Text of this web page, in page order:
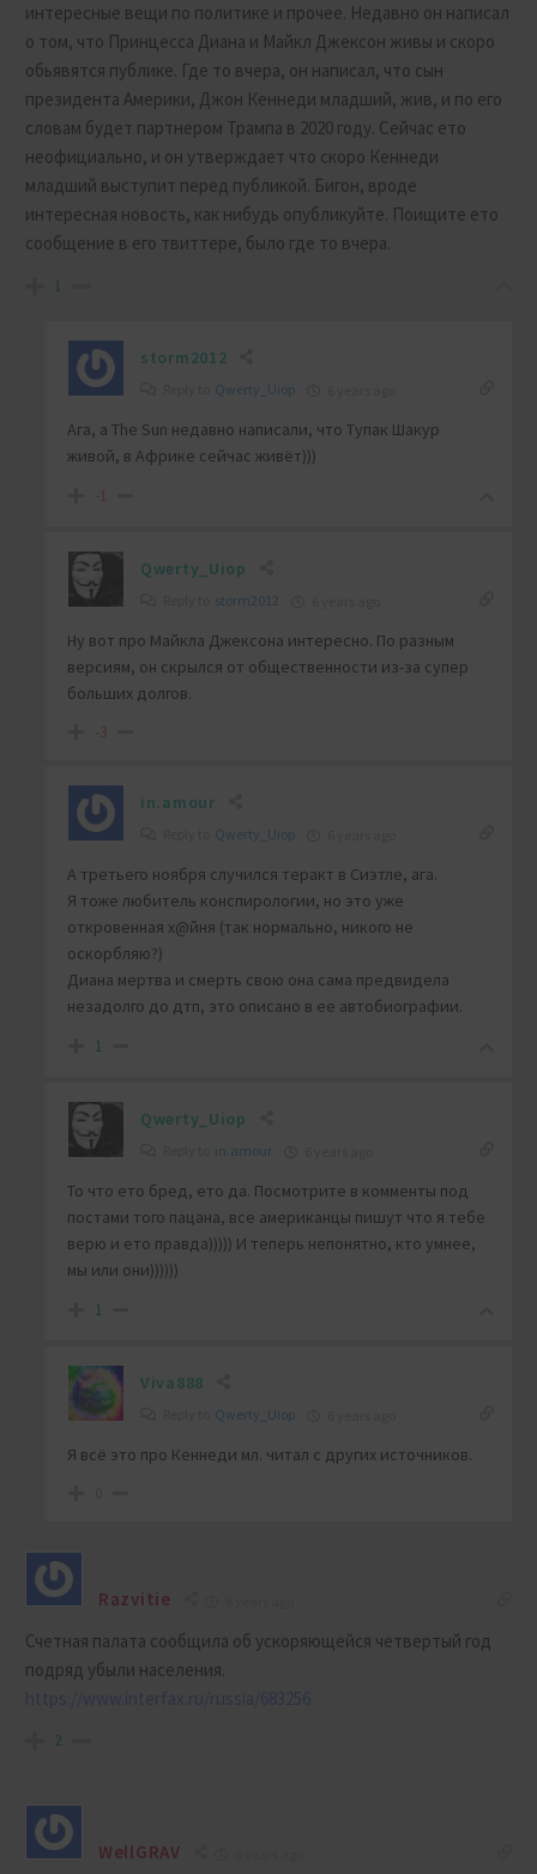
интересные вещи по политике и прочее. Недавно он написал
о том, что Принцесса Диана и Майкл Джексон живы и скоро
обьявятся публике. Где то вчера, он написал, что сын
президента Америки, Джон Кеннеди младший, жив, и по его
словам будет партнером Трампа в 2020 году. Сейчас ето
неофициально, и он утверждает что скоро Кеннеди
младший выступит перед публикой. Бигон, вроде
интересная новость, как нибудь опубликуйте. Поищите ето
сообщение в его твиттере, было где то вчера.
1
storm2012
Qwerty_Uiop
Ага, а The Sun недавно написали, что Тупак Шакур
живой, в Африке сейчас живёт)))
-1
Qwerty_Uiop
storm2012
Ну вот про Майкла Джексона интересно. По разным
версиям, он скрылся от общественности из-за супер
больших долгов.
-3
in.amour
Qwerty_Uiop
А третьего ноября случился теракт в Сиэтле, ага.
Я тоже любитель конспирологии, но это уже
откровенная х@йня (так нормально, никого не
оскорбляю?)
Диана мертва и смерть свою она сама предвидела
незадолго до дтп, это описано в ее автобиографии.
1
Qwerty_Uiop
in.amour
То что ето бред, ето да. Посмотрите в комменты под
постами того пацана, все американцы пишут что я тебе
верю и ето правда))))) И теперь непонятно, кто умнее,
мы или они))))))
1
Viva888
Qwerty_Uiop
Я всё это про Кеннеди мл. читал с других источников.
Razvitie
Счетная палата сообщила об ускоряющейся четвертый год
подряд убыли населения.
https://www.interfax.ru/russia/683256
2
WellGRAV